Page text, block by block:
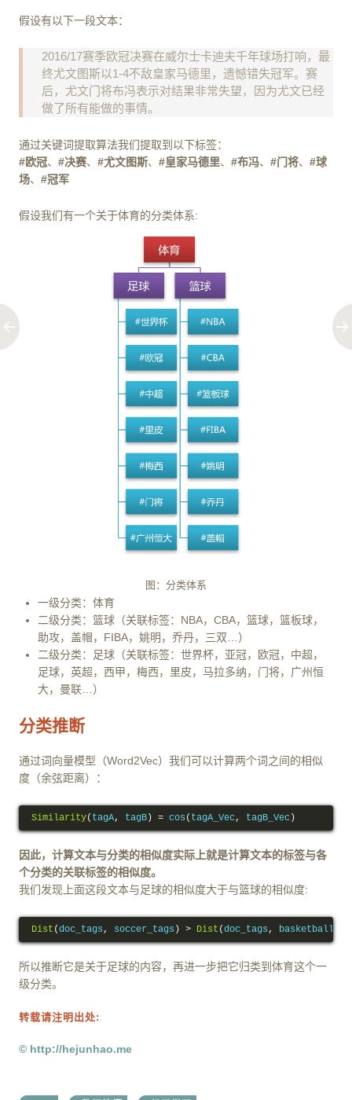
假设有以下一段文本：
2016/17赛季欧冠决赛在威尔士卡迪夫千年球场打响，最
终尤文图斯以1-4不敌皇家马德里，遗憾错失冠军。赛
后，尤文门将布冯表示对结果非常失望，因为尤文已经
做了所有能做的事情。
通过关键词提取算法我们提取到以下标签：
#欧冠、 #决赛、 #尤文图斯、 #皇家马德里、 #布冯、 #门将、 #球
场、 #冠军
假设我们有一个关于体育的分类体系:
图：分类体系
一级分类：体育
二级分类：篮球（关联标签：NBA，CBA，篮球，篮板球，
助攻，盖帽，FIBA，姚明，乔丹，三双…）
二级分类：足球（关联标签：世界杯，亚冠，欧冠，中超，
足球，英超，西甲，梅西，里皮，马拉多纳，门将，广州恒
大，曼联…）
分类推断
通过词向量模型（Word2Vec）我们可以计算两个词之间的相似
度（余弦距离）：
Similarity( tagA, tagB ) = cos ( tagA_Vec, tagB_Vec )
因此，计算文本与分类的相似度实际上就是计算文本的标签与各
个分类的关联标签的相似度。
我们发现上面这段文本与足球的相似度大于与篮球的相似度:
Dist (doc_tags , soccer_tags ) > Dist (doc_tags ,
所以推断它是关于足球的内容，再进一步把它归类到体育这个一
级分类。
转载请注明出处:
© http://hejunhao.me